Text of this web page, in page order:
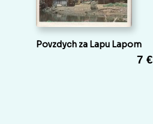
Povzdych za Lapu Lapom
7 €